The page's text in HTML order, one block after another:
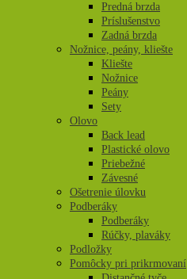
Predná brzda
Príslušenstvo
Zadná brzda
Nožnice, peány, kliešte
Kliešte
Nožnice
Peány
Sety
Olovo
Back lead
Plastické olovo
Priebežné
Závesné
Ošetrenie úlovku
Podberáky
Podberáky
Rúčky, plaváky
Podložky
Pomôcky pri prikrmovaní